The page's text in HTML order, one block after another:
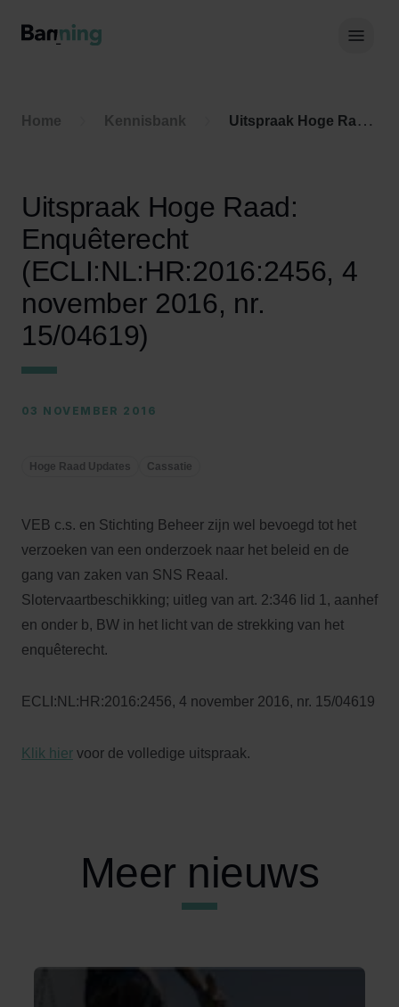
Home Kennisbank Uitspraak Hoge Raad: Enquêterecht (ECLI:NL:HR:2016:2456, 4 november 2016, nr. 15/04619)
Uitspraak Hoge Raad:
Enquêterecht
(ECLI:NL:HR:2016:2456, 4
november 2016, nr.
15/04619)
03 NOVEMBER 2016
Hoge Raad Updates Cassatie
VEB c.s. en Stichting Beheer zijn wel bevoegd tot het
verzoeken van een onderzoek naar het beleid en de
gang van zaken van SNS Reaal.
Slotervaartbeschikking; uitleg van art. 2:346 lid 1, aanhef
en onder b, BW in het licht van de strekking van het
enquêterecht.
ECLI:NL:HR:2016:2456, 4 november 2016, nr. 15/04619
Klik hier voor de volledige uitspraak.
Meer nieuws